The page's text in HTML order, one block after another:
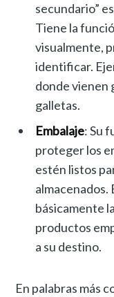
secundario”
Tiene la
visualmente,
identificar.
donde vienen
galletas.
Embalaje: Su
proteger los
estén listos
almacenados.
básicamente
productos
a su destino.
En palabras más